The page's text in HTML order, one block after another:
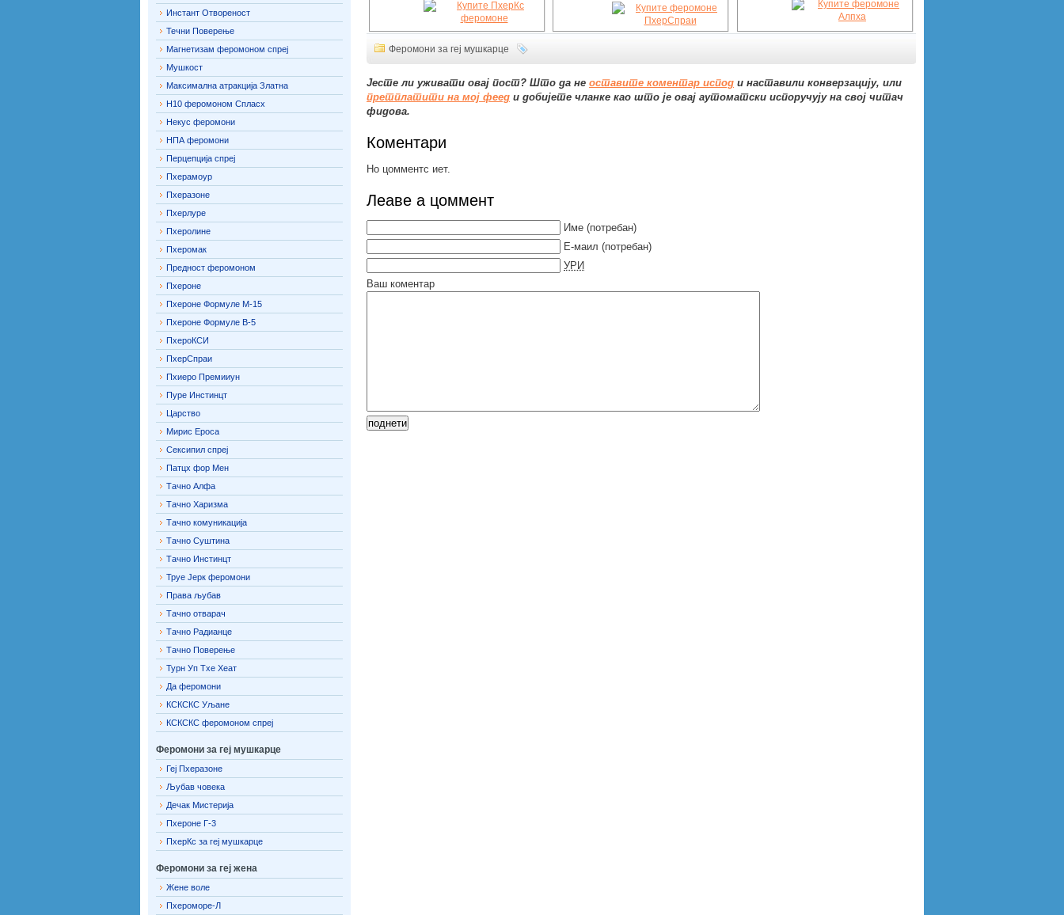
Феромони за геј мушкарце
Јесте ли уживати овај пост? Што да не оставите коментар испод и наставили конверзацију, или
претплатити на мој феед и добијете чланке као што је овај аутоматски испоручују на свој читач
фидова.
Коментари
Но цомментс иет.
Леаве а цоммент
Име (потребан)
Е-маил (потребан)
УРИ
Ваш коментар
Инстант Отвореност
Течни Поверење
Магнетизам феромоном спреј
Мушкост
Максимална атракција Златна
Н10 феромоном Спласх
Некус феромони
НПА феромони
Перцепција спреј
Пхерамоур
Пхеразоне
Пхерлуре
Пхеролине
Пхеромак
Предност феромоном
Пхероне
Пхероне Формуле М-15
Пхероне Формуле В-5
ПхероКСИ
ПхерСпраи
Пхиеро Премииун
Пуре Инстинцт
Царство
Мирис Ероса
Сексипил спреј
Патцх фор Мен
Тачно Алфа
Тачно Харизма
Тачно комуникација
Тачно Суштина
Тачно Инстинцт
Труе Јерк феромони
Права љубав
Тачно отварач
Тачно Радианце
Тачно Поверење
Турн Уп Тхе Хеат
Да феромони
КСКСКС Уљане
КСКСКС феромоном спреј
Феромони за геј мушкарце
Геј Пхеразоне
Љубав човека
Дечак Мистерија
Пхероне Г-3
ПхерКс за геј мушкарце
Феромони за геј жена
Жене воле
Пхероморе-Л